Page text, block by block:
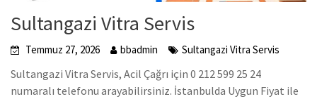
Sultangazi Vitra Servis
Temmuz 27, 2026 bbadmin Sultangazi Vitra Servis
Sultangazi Vitra Servis, Acil Çağrı için 0 212 599 25 24
numaralı telefonu arayabilirsiniz. İstanbulda Uygun Fiyat ile